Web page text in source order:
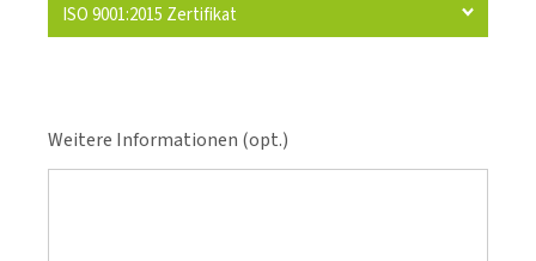
ISO 9001:2015 Zertifikat
Weitere Informationen (opt.)